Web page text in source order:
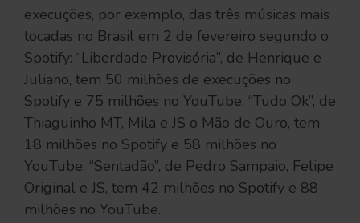
execuções, por exemplo, das três músicas mais
tocadas no Brasil em 2 de fevereiro segundo o
Spotify: “Liberdade Provisória”, de Henrique e
Juliano, tem 50 milhões de execuções no
Spotify e 75 milhões no YouTube; “Tudo Ok”, de
Thiaguinho MT, Mila e JS o Mão de Ouro, tem
18 milhões no Spotify e 58 milhões no
YouTube; “Sentadão”, de Pedro Sampaio, Felipe
Original e JS, tem 42 milhões no Spotify e 88
milhões no YouTube.